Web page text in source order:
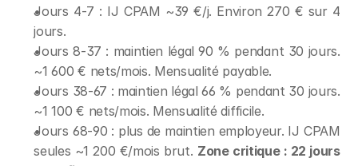
Jours 4-7 : IJ CPAM ~39 €/j. Environ 270 € sur 4
jours.
Jours 8-37 : maintien légal 90 % pendant 30 jours.
~1 600 € nets/mois. Mensualité payable.
Jours 38-67 : maintien légal 66 % pendant 30 jours.
~1 100 € nets/mois. Mensualité difficile.
Jours 68-90 : plus de maintien employeur. IJ CPAM
seules ~1 200 €/mois brut. Zone critique : 22 jours